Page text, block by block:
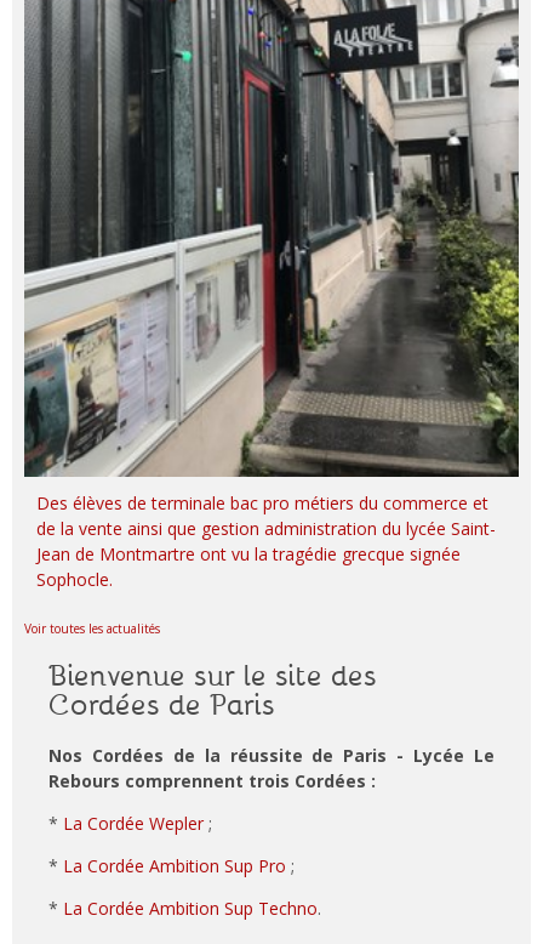
Des élèves de terminale bac pro métiers du commerce et
de la vente ainsi que gestion administration du lycée Saint-
Jean de Montmartre ont vu la tragédie grecque signée
Sophocle.
Voir toutes les actualités
Bienvenue sur le site des
Cordées de Paris
Nos Cordées de la réussite de Paris - Lycée Le
Rebours comprennent trois Cordées :
* La Cordée Wepler ;
* La Cordée Ambition Sup Pro ;
* La Cordée Ambition Sup Techno.